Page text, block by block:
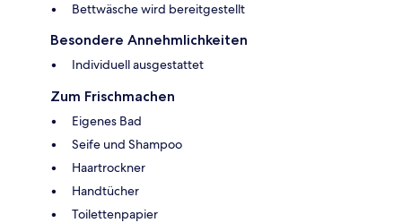
Bettwäsche wird bereitgestellt
Besondere Annehmlichkeiten
Individuell ausgestattet
Zum Frischmachen
Eigenes Bad
Seife und Shampoo
Haartrockner
Handtücher
Toilettenpapier